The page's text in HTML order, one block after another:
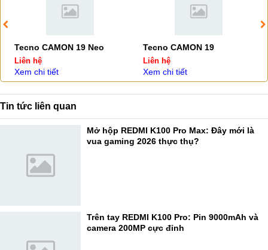
Tecno CAMON 19 Neo
Liên hệ
Xem chi tiết
Tecno CAMON 19
Liên hệ
Xem chi tiết
Tin tức liên quan
Mở hộp REDMI K100 Pro Max: Đây mới là
vua gaming 2026 thực thụ?
Trên tay REDMI K100 Pro: Pin 9000mAh và
camera 200MP cực đỉnh